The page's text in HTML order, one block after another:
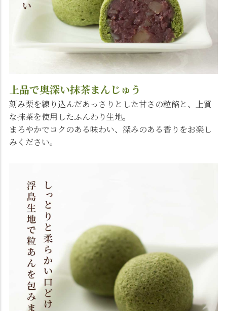
上品で奥深い抹茶まんじゅう
刻み栗を練り込んだあっさりとした甘さの粒餡と、上質
な抹茶を使用したふんわり生地。
まろやかでコクのある味わい、深みのある香りをお楽し
みください。